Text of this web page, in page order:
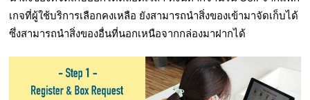
เกจที่ผู้ใช้บริการเลือกคงเหลือ ยังสามารถนำสิ่งของเข้ามาจัดเก็บได้
ซึ่งสามารถนำสิ่งของอื่นที่นอกเหนือจากกล่องมาฝากได้